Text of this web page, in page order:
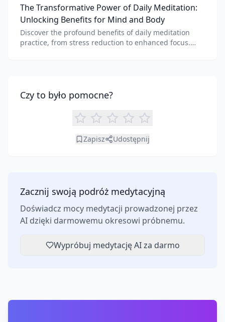
benefits of each.
The Transformative Power of Daily Meditation:
Unlocking Benefits for Mind and Body
Discover the profound benefits of daily meditation
practice, from stress reduction to enhanced focus.
Czy to było pomocne?
Zapisz Udostępnij
Zacznij swoją podróż medytacyjną
Doświadcz mocy medytacji prowadzonej przez
AI dzięki darmowemu okresowi próbnemu.
Wypróbuj medytację AI za darmo